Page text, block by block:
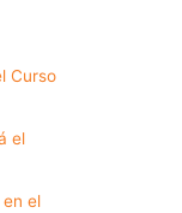
Curso
el
en el